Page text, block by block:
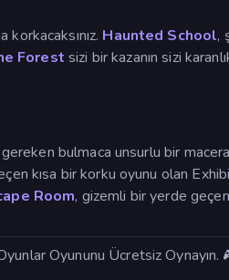
korkacaksınız. Haunted School,
Forestsizi bir kazanın sizi
bulmaca unsurlu bir
kısa bir korku oyunu olan
Room, gizemli bir yerde
Oyununu Ücretsiz Oynayın.